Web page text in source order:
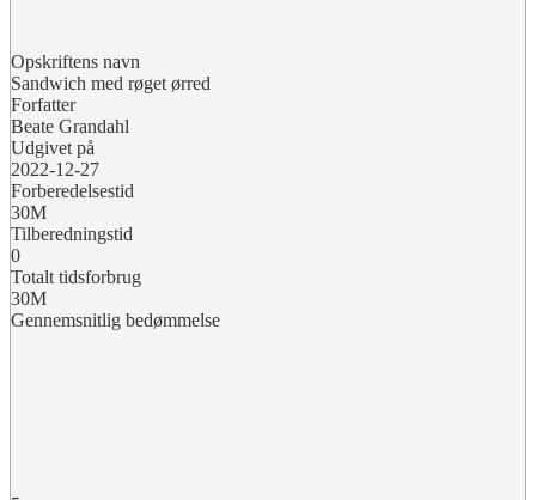
Opskriftens navn
Sandwich med røget ørred
Forfatter
Beate Grandahl
Udgivet på
2022-12-27
Forberedelsestid
30M
Tilberedningstid
0
Totalt tidsforbrug
30M
Gennemsnitlig bedømmelse